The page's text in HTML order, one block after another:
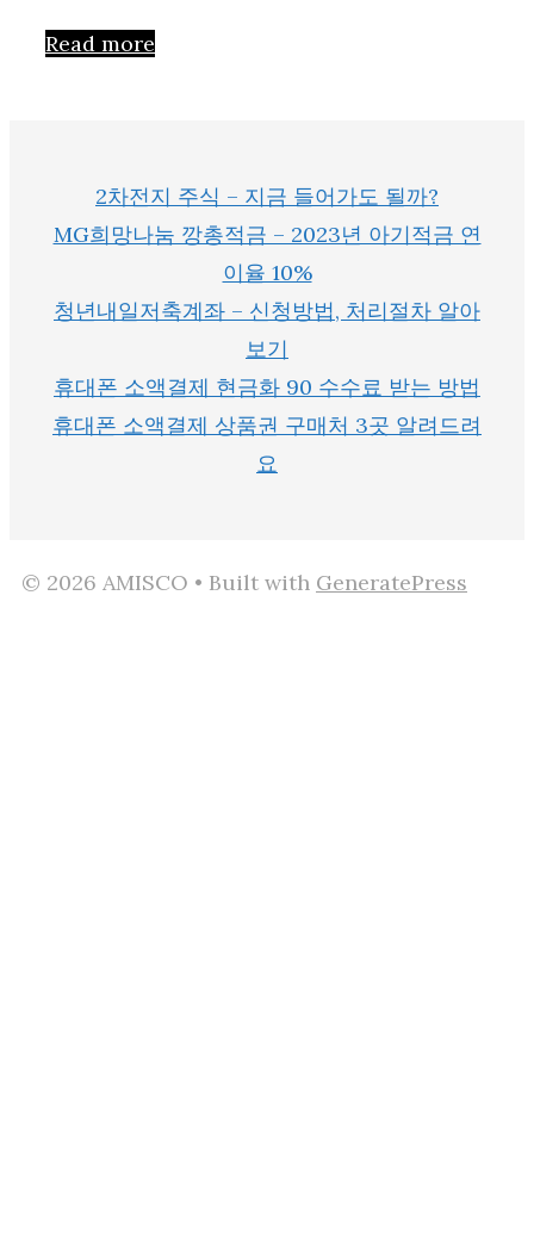
Read more
2차전지 주식 – 지금 들어가도 될까?
MG희망나눔 깡총적금 – 2023년 아기적금 연
이율 10%
청년내일저축계좌 – 신청방법, 처리절차 알아
보기
휴대폰 소액결제 현금화 90 수수료 받는 방법
휴대폰 소액결제 상품권 구매처 3곳 알려드려
요
© 2026 AMISCO • Built with GeneratePress